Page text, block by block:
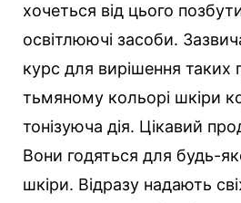
хочеться від цього
освітлюючі засоби.
курс для вирішення
тьмяному кольорі шкіри
тонізуюча дія. Цікавий
Вони годяться для будь-
шкіри. Відразу надають